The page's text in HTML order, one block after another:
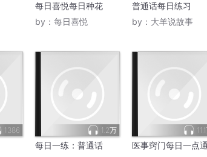
每日喜悦每日种花
by： 每日喜悦
普通话每日练习
by： 大羊说故事
1386 1.2万
每日一练：普通话
医事窍门每日一点通